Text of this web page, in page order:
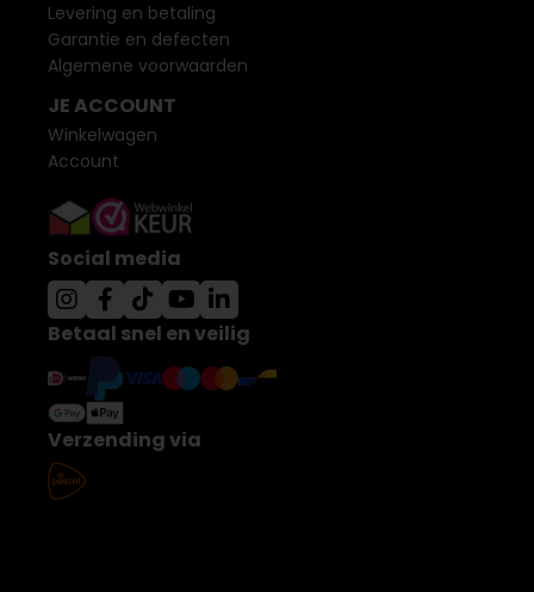
Levering en betaling
Garantie en defecten
Algemene voorwaarden
JE ACCOUNT
Winkelwagen
Account
Social media
Betaal snel en veilig
Verzending via